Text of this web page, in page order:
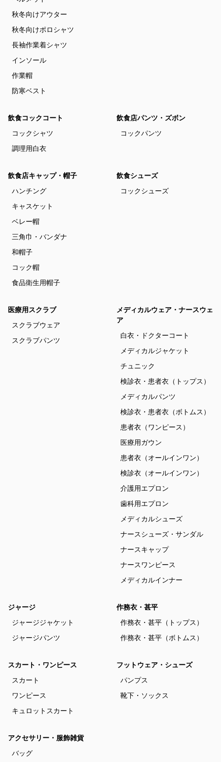
秋冬向けアウター
秋冬向けポロシャツ
長袖作業着シャツ
インソール
作業帽
防寒ベスト
飲食コックコート
コックシャツ
調理用白衣
飲食店パンツ・ズボン
コックパンツ
飲食店キャップ・帽子
ハンチング
キャスケット
ベレー帽
三角巾・バンダナ
和帽子
コック帽
食品衛生用帽子
飲食シューズ
コックシューズ
医療用スクラブ
スクラブウェア
スクラブパンツ
メディカルウェア・ナースウェ
ア
白衣・ドクターコート
メディカルジャケット
チュニック
検診衣・患者衣（トップス）
メディカルパンツ
検診衣・患者衣（ボトムス）
患者衣（ワンピース）
医療用ガウン
患者衣（オールインワン）
検診衣（オールインワン）
介護用エプロン
歯科用エプロン
メディカルシューズ
ナースシューズ・サンダル
ナースキャップ
ナースワンピース
メディカルインナー
ジャージ
ジャージジャケット
ジャージパンツ
作務衣・甚平
作務衣・甚平（トップス）
作務衣・甚平（ボトムス）
スカート・ワンピース
スカート
ワンピース
キュロットスカート
フットウェア・シューズ
パンプス
靴下・ソックス
アクセサリー・服飾雑貨
バッグ